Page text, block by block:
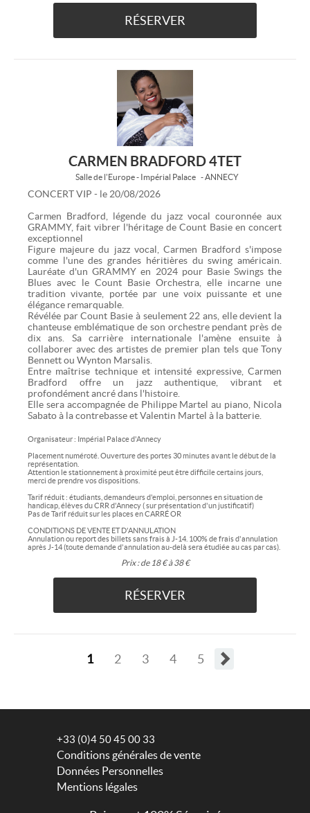
RÉSERVER
CARMEN BRADFORD 4TET
Salle de l'Europe - Impérial Palace - ANNECY
CONCERT VIP - le 20/08/2026
Carmen Bradford, légende du jazz vocal couronnée aux
GRAMMY, fait vibrer l'héritage de Count Basie en concert
exceptionnel
Figure majeure du jazz vocal, Carmen Bradford s'impose
comme l'une des grandes héritières du swing américain.
Lauréate d'un GRAMMY en 2024 pour Basie Swings the
Blues avec le Count Basie Orchestra, elle incarne une
tradition vivante, portée par une voix puissante et une
élégance remarquable.
Révélée par Count Basie à seulement 22 ans, elle devient la
chanteuse emblématique de son orchestre pendant près de
dix ans. Sa carrière internationale l'amène ensuite à
collaborer avec des artistes de premier plan tels que Tony
Bennett ou Wynton Marsalis.
Entre maîtrise technique et intensité expressive, Carmen
Bradford offre un jazz authentique, vibrant et
profondément ancré dans l'histoire.
Elle sera accompagnée de Philippe Martel au piano, Nicola
Sabato à la contrebasse et Valentin Martel à la batterie.
Organisateur : Impérial Palace d'Annecy
Placement numéroté. Ouverture des portes 30 minutes avant le début de la
représentation.
Attention le stationnement à proximité peut être difficile certains jours,
merci de prendre vos dispositions.
Tarif réduit : étudiants, demandeurs d'emploi, personnes en situation de
handicap, élèves du CRR d'Annecy ( sur présentation d'un justificatif)
Pas de Tarif réduit sur les places en CARRÉ OR
CONDITIONS DE VENTE ET D'ANNULATION
Annulation ou report des billets sans frais à J-14. 100% de frais d'annulation
après J-14 (toute demande d'annulation au-delà sera étudiée au cas par cas).
Prix :de 18 € à 38 €
RÉSERVER
1 2 3 4 5
+33 (0)4 50 45 00 33
Conditions générales de vente
Données Personnelles
Mentions légales